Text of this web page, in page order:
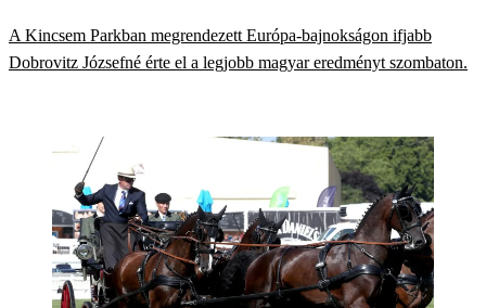
A Kincsem Parkban megrendezett Európa-bajnokságon ifjabb
Dobrovitz Józsefné érte el a legjobb magyar eredményt szombaton.